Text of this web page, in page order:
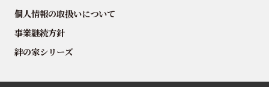
個人情報の取扱いについて
事業継続方針
絆の家シリーズ